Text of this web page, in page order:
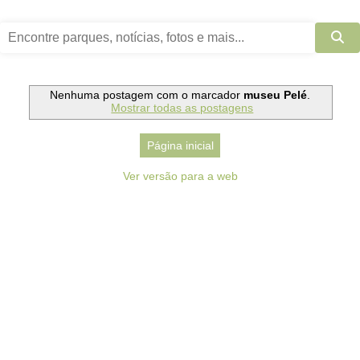
Nenhuma postagem com o marcador museu Pelé.
Mostrar todas as postagens
Página inicial
Ver versão para a web